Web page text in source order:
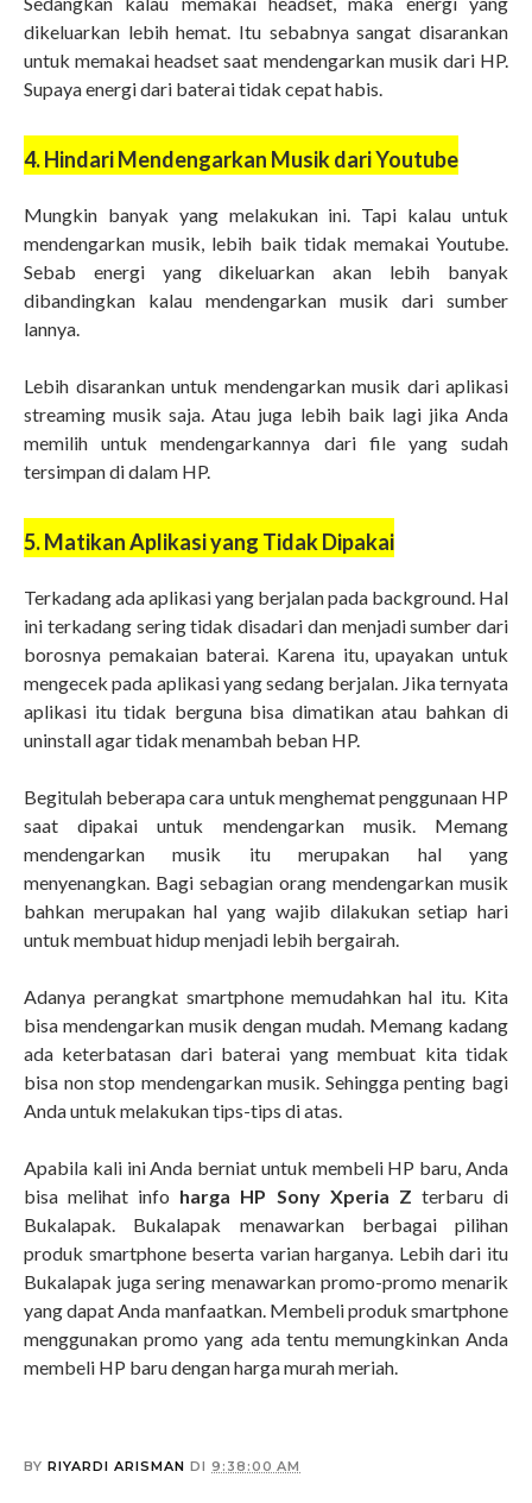
dikeluarkan lebih hemat. Itu sebabnya sangat disarankan
untuk memakai headset saat mendengarkan musik dari HP.
Supaya energi dari baterai tidak cepat habis.
4. Hindari Mendengarkan Musik dari Youtube
Mungkin banyak yang melakukan ini. Tapi kalau untuk
mendengarkan musik, lebih baik tidak memakai Youtube.
Sebab energi yang dikeluarkan akan lebih banyak
dibandingkan kalau mendengarkan musik dari sumber
lannya.
Lebih disarankan untuk mendengarkan musik dari aplikasi
streaming musik saja. Atau juga lebih baik lagi jika Anda
memilih untuk mendengarkannya dari file yang sudah
tersimpan di dalam HP.
5. Matikan Aplikasi yang Tidak Dipakai
Terkadang ada aplikasi yang berjalan pada background. Hal
ini terkadang sering tidak disadari dan menjadi sumber dari
borosnya pemakaian baterai. Karena itu, upayakan untuk
mengecek pada aplikasi yang sedang berjalan. Jika ternyata
aplikasi itu tidak berguna bisa dimatikan atau bahkan di
uninstall agar tidak menambah beban HP.
Begitulah beberapa cara untuk menghemat penggunaan HP
saat dipakai untuk mendengarkan musik. Memang
mendengarkan musik itu merupakan hal yang
menyenangkan. Bagi sebagian orang mendengarkan musik
bahkan merupakan hal yang wajib dilakukan setiap hari
untuk membuat hidup menjadi lebih bergairah.
Adanya perangkat smartphone memudahkan hal itu. Kita
bisa mendengarkan musik dengan mudah. Memang kadang
ada keterbatasan dari baterai yang membuat kita tidak
bisa non stop mendengarkan musik. Sehingga penting bagi
Anda untuk melakukan tips-tips di atas.
Apabila kali ini Anda berniat untuk membeli HP baru, Anda
bisa melihat info harga HP Sony Xperia Z terbaru di
Bukalapak. Bukalapak menawarkan berbagai pilihan
produk smartphone beserta varian harganya. Lebih dari itu
Bukalapak juga sering menawarkan promo-promo menarik
yang dapat Anda manfaatkan. Membeli produk smartphone
menggunakan promo yang ada tentu memungkinkan Anda
membeli HP baru dengan harga murah meriah.
BY RIYARDI ARISMAN DI 9:38:00 AM